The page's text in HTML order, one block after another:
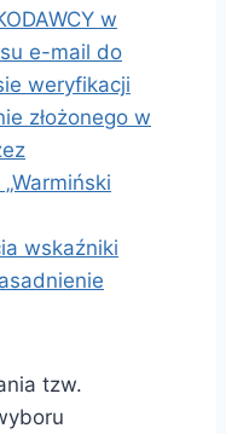
w
e-mail do
weryfikacji
złożonego w
wskaźniki
tzw.